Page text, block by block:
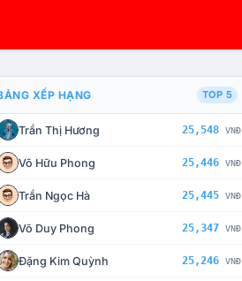
CHẾ TÀI XỬ LÝ VI PHẠM
XẾP HẠNG TOP 5
Trần Thị Hương 25,548 VNĐ
Võ Hữu Phong 25,446 VNĐ
Trần Ngọc Hà 25,445 VNĐ
Võ Duy Phong 25,347 VNĐ
Đặng Kim Quỳnh 25,246 VNĐ